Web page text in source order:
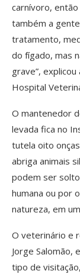
carnívoro,
também a
tratamento,
do fígado, mas
grave”,
Hospital
O mantenedor
levada fica no
tutela oito
abriga animais
podem ser
humana ou por
natureza, em
O veterinário e
Jorge Salomão,
tipo de